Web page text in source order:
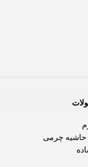
حاشیه چرمی